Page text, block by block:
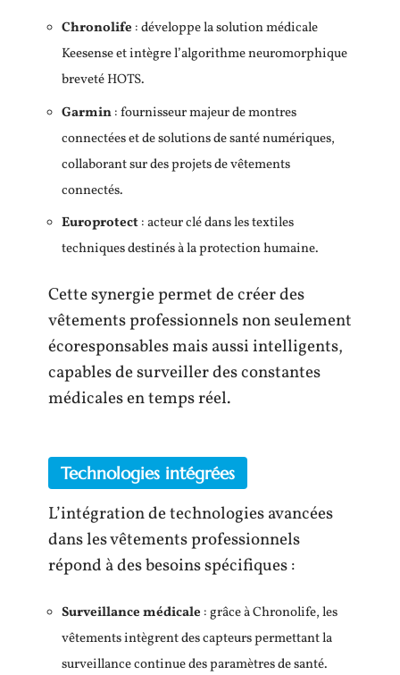
Chronolife : développe la solution médicale
Keesense et intègre l’algorithme neuromorphique
breveté HOTS.
Garmin: fournisseur majeur de montres
connectées et de solutions de santé numériques,
collaborant sur des projets de vêtements
connectés.
Europrotect: acteur clé dans les textiles
techniques destinés à la protection humaine.
Cette synergie permet de créer des
vêtements professionnels non seulement
écoresponsables mais aussi intelligents,
capables de surveiller des constantes
médicales en temps réel.
Technologies intégrées
L’intégration de technologies avancées
dans les vêtements professionnels
répond à des besoins spécifiques :
Surveillance médicale : grâce à Chronolife, les
vêtements intègrent des capteurs permettant la
surveillance continue des paramètres de santé.